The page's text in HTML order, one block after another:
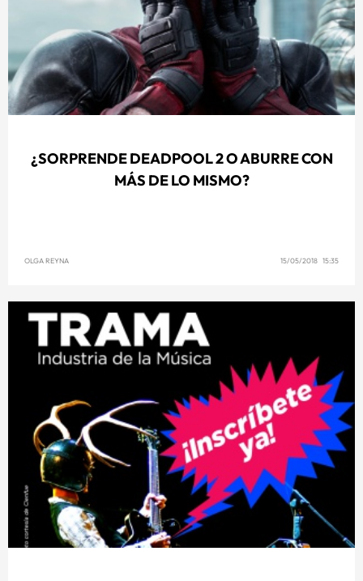
¿SORPRENDE DEADPOOL 2 O ABURRE CON
MÁS DE LO MISMO?
OLGA REYNA 15/05/2018 15:35